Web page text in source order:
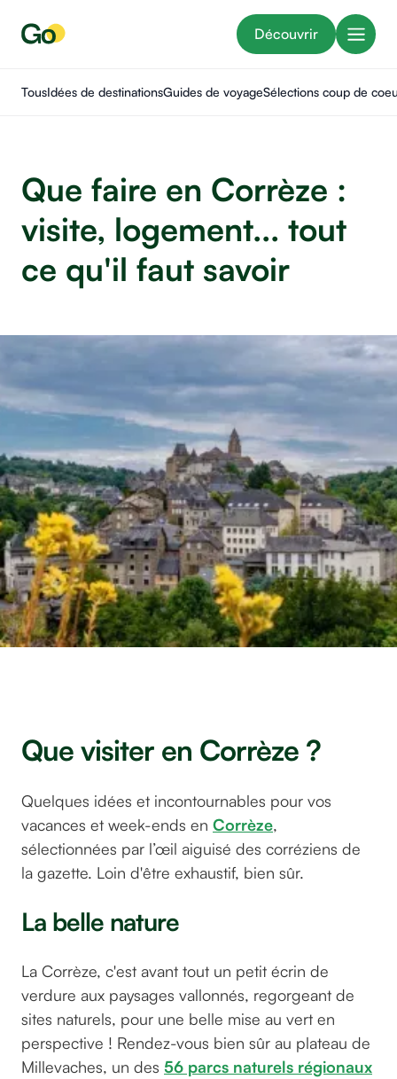
Découvrir
TousIdées de destinationsGuides de voyageSélections coup de
Que faire en Corrèze :
visite, logement... tout
ce qu'il faut savoir
Que visiter en Corrèze ?
Quelques idées et incontournables pour vos
vacances et week-ends en Corrèze,
sélectionnées par l’œil aiguisé des corréziens de
la gazette. Loin d'être exhaustif, bien sûr.
La belle nature
La Corrèze, c'est avant tout un petit écrin de
verdure aux paysages vallonnés, regorgeant de
sites naturels, pour une belle mise au vert en
perspective ! Rendez-vous bien sûr au plateau de
Millevaches, un des 56 parcs naturels régionaux